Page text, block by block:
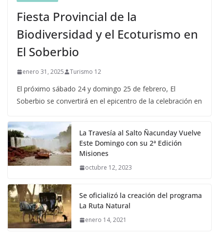
Fiesta Provincial de la
Biodiversidad y el Ecoturismo en
El Soberbio
enero 31, 2025 Turismo 12
El próximo sábado 24 y domingo 25 de febrero, El
Soberbio se convertirá en el epicentro de la celebración en
La Travesía al Salto Ñacunday Vuelve
Este Domingo con su 2ª Edición
Misiones
octubre 12, 2023
Se oficializó la creación del programa
La Ruta Natural
enero 14, 2021